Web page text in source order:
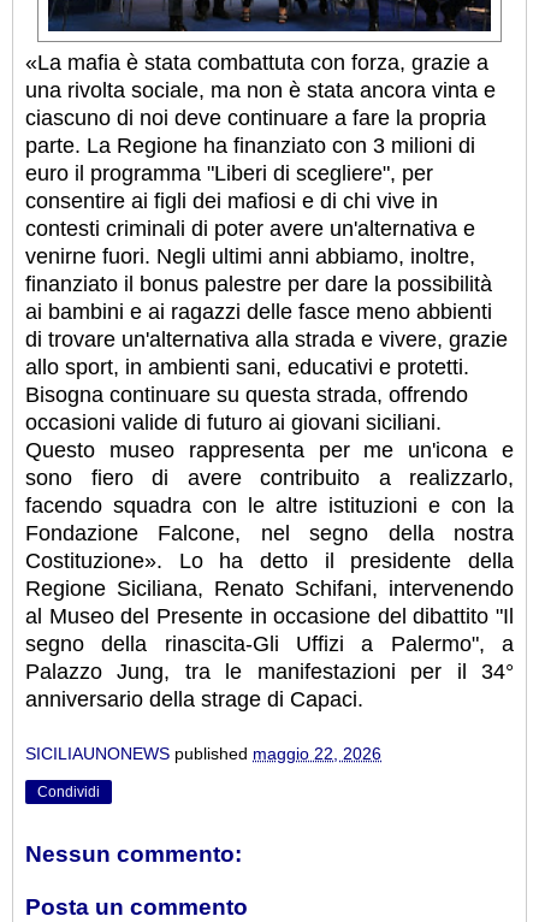
«La mafia è stata combattuta con forza, grazie a
una rivolta sociale, ma non è stata ancora vinta e
ciascuno di noi deve continuare a fare la propria
parte. La Regione ha finanziato con 3 milioni​ di
euro il programma ​"Liberi di scegliere​", per
consentire ai figli dei mafiosi e di chi vive in
contesti criminali di poter avere un'alternativa e
venirne fuori. Negli ultimi anni abbiamo, inoltre,
finanziato il bonus palestre per dare la possibilità
ai bambini e ai ragazzi delle fasce meno abbienti
di trovare un'alternativa alla strada e vivere, grazie
allo sport, in ambienti sani, educativi e protetti.
Bisogna continuare su questa strada​, offrendo
occasioni valide di futuro ai giovani siciliani.
Questo museo rappresenta per me un'icona​ e
sono fiero di avere contribuito a realizzarlo,
facendo squadra con le altre istituzioni e con la
Fondazione Falcone, nel segno della nostra
Costituzione». Lo ha detto il presidente della
Regione Siciliana, Renato Schifani, intervenendo
al Museo del Presente in occasione del dibattito "Il
segno della rinascita-Gli Uffizi a Palermo", a
Palazzo Jung, tra le manifestazioni per il 34°
anniversario della strage di Capaci.
SICILIAUNONEWS published maggio 22, 2026
Condividi
Nessun commento:
Posta un commento